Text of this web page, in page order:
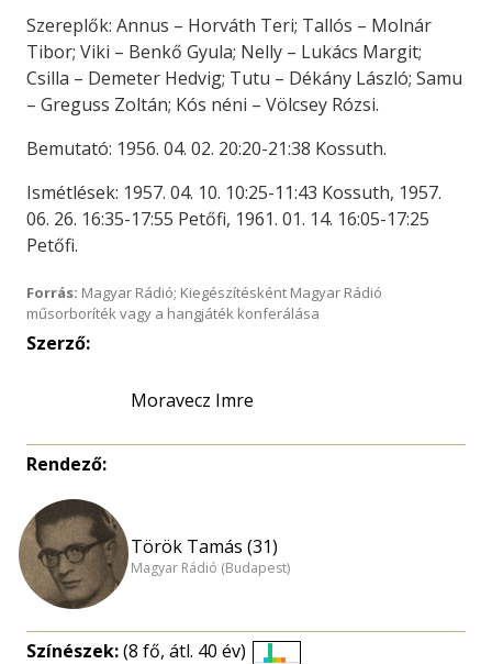
Szereplők: Annus – Horváth Teri; Tallós – Molnár
Tibor; Viki – Benkő Gyula; Nelly – Lukács Margit;
Csilla – Demeter Hedvig; Tutu – Dékány László; Samu
– Greguss Zoltán; Kós néni – Völcsey Rózsi.
Bemutató: 1956. 04. 02. 20:20-21:38 Kossuth.
Ismétlések: 1957. 04. 10. 10:25-11:43 Kossuth, 1957.
06. 26. 16:35-17:55 Petőfi, 1961. 01. 14. 16:05-17:25
Petőfi.
Forrás: Magyar Rádió; Kiegészítésként Magyar Rádió
műsorboríték vagy a hangjáték konferálása
Szerző:
Moravecz Imre
Rendező:
Török Tamás (31)
Magyar Rádió (Budapest)
Színészek:(8 fő, átl. 40 év)